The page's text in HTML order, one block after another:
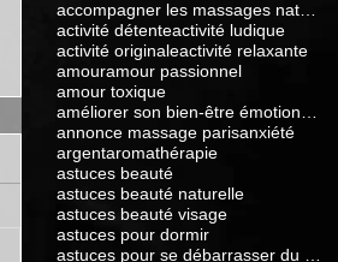
activité détenteactivité ludique
activité originaleactivité relaxante
amouramour passionnel
amour toxique
annonce massage parisanxiété
argentaromathérapie
astuces beauté
astuces beauté naturelle
astuces beauté visage
astuces pour dormir